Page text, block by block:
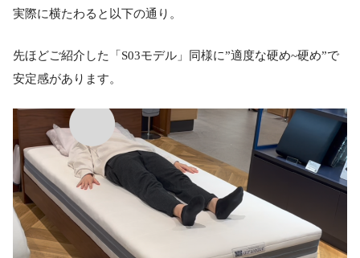
実際に横たわると以下の通り。
先ほどご紹介した「S03モデル」同様に”適度な硬め~硬め”で
安定感があります。